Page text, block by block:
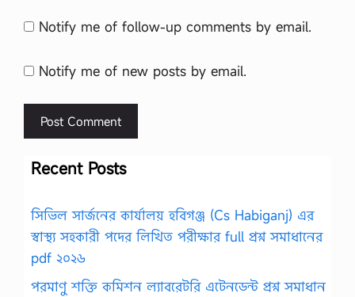
Notify me of follow-up comments by email.
Notify me of new posts by email.
Recent Posts
সিভিল সার্জনের কার্যালয় হবিগঞ্জ (Cs Habiganj) এর
স্বাস্থ্য সহকারী পদের লিখিত পরীক্ষার full প্রশ্ন সমাধানের
pdf ২০২৬
পরমাণু শক্তি কমিশন ল্যাবরেটরি এটেনডেন্ট প্রশ্ন সমাধান